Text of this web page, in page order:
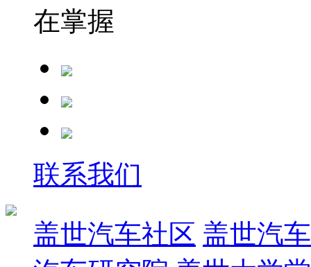
在掌握
联系我们
盖世汽车社区 盖世汽